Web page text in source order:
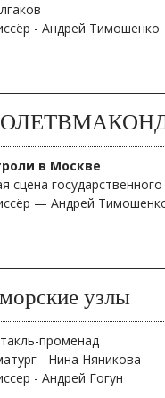
- Андрей Тимошенко
в Москве
сцена
— Андрей
узлы
променад
- Нина Няникова
- Андрей Гогун